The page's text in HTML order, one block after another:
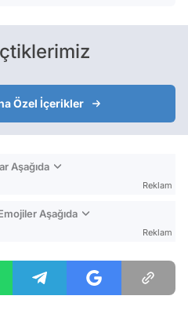
Özel İçerikler
Aşağıda
Reklam
Aşağıda
Reklam